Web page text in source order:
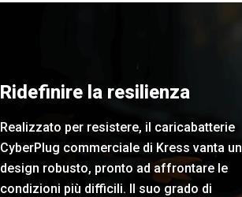
Ridefinire la resilienza
Realizzato per resistere, il caricabatterie
CyberPlug commerciale di Kress vanta un
design robusto, pronto ad affrontare le
condizioni più difficili. Il suo grado di